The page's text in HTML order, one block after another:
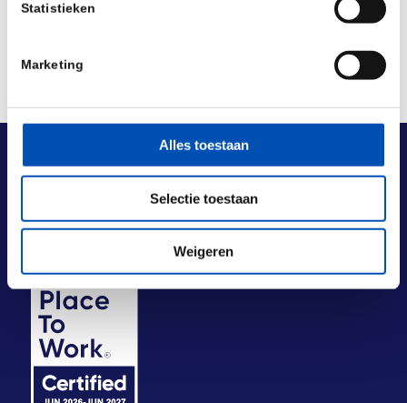
Statistieken
Marketing
Alles toestaan
Selectie toestaan
Weigeren